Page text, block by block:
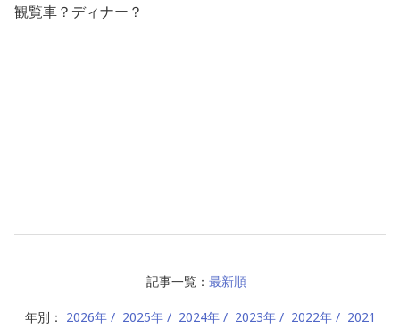
観覧車？ディナー？
記事一覧： 最新順
年別： 2026年 2025年 2024年 2023年 2022年 2021